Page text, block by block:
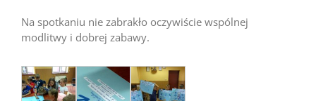
Na spotkaniu nie zabrakło oczywiście wspólnej
modlitwy i dobrej zabawy.